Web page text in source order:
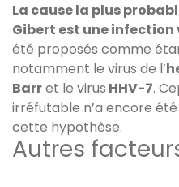
La cause la plus
Gibert est une infection
été proposés comme
notamment le virus de l’
Barret le virus HHV-7.
irréfutable n’a encore
cette hypothèse.
Autres